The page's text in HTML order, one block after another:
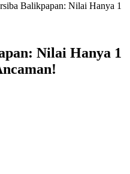
Balikpapan: Nilai Hanya 1
Nilai Hanya 1